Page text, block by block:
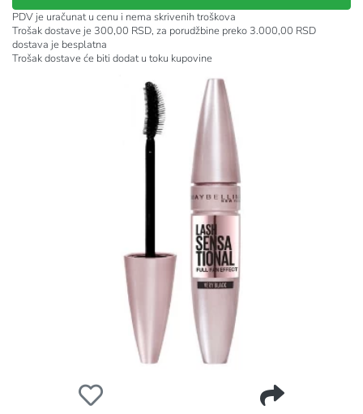
PDV je uračunat u cenu i nema skrivenih troškova
Trošak dostave je 300,00 RSD, za porudžbine preko 3.000,00 RSD
dostava je besplatna
Trošak dostave će biti dodat u toku kupovine